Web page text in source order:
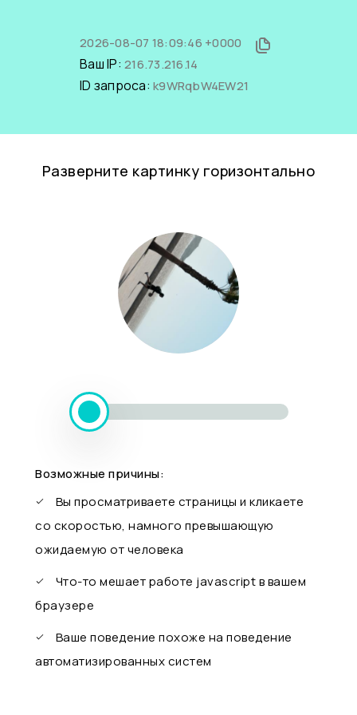
2026-08-07 18:09:46 +0000
Ваш IP: 216.73.216.14
ID запроса: k9WRqbW4EW21
Разверните картинку горизонтально
Возможные причины:
Вы просматриваете страницы и кликаете
со скоростью, намного превышающую
ожидаемую от человека
Что-то мешает работе javascript в вашем
браузере
Ваше поведение похоже на поведение
автоматизированных систем